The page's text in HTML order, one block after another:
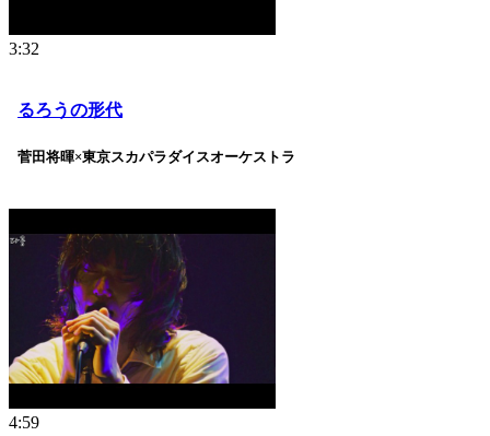
3:32
るろうの形代
菅田将暉×東京スカパラダイスオーケストラ
4:59